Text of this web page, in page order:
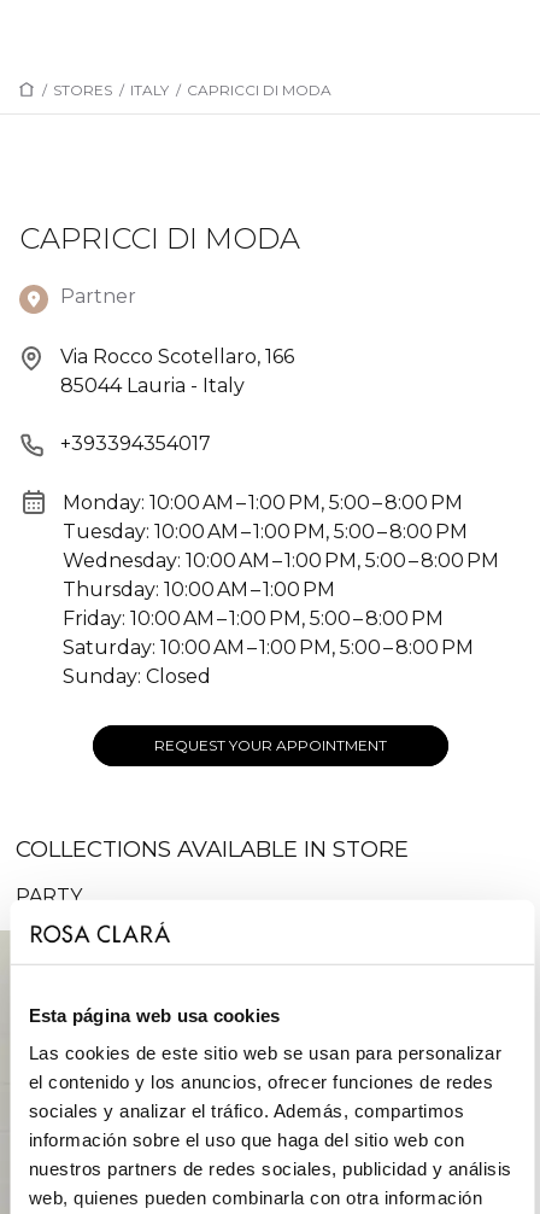
Esta página web usa cookies
Las cookies de este sitio web se usan para personalizar
el contenido y los anuncios, ofrecer funciones de redes
sociales y analizar el tráfico. Además, compartimos
información sobre el uso que haga del sitio web con
nuestros partners de redes sociales, publicidad y análisis
web, quienes pueden combinarla con otra información
/ STORES / ITALY / CAPRICCI DI MODA
CAPRICCI DI MODA
Partner
Via Rocco Scotellaro, 166
85044 Lauria - Italy
+393394354017
Monday: 10:00 AM – 1:00 PM, 5:00 – 8:00 PM
Tuesday: 10:00 AM – 1:00 PM, 5:00 – 8:00 PM
Wednesday: 10:00 AM – 1:00 PM, 5:00 – 8:00 PM
Thursday: 10:00 AM – 1:00 PM
Friday: 10:00 AM – 1:00 PM, 5:00 – 8:00 PM
Saturday: 10:00 AM – 1:00 PM, 5:00 – 8:00 PM
Sunday: Closed
REQUEST YOUR APPOINTMENT
COLLECTIONS AVAILABLE IN STORE
PARTY